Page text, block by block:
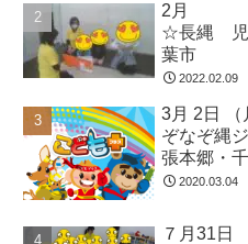
2月 ８日
☆長縄 児
葉市
2022.02.09
3月 2日
ぞなぞ縄
張本郷・
2020.03.04
７月31